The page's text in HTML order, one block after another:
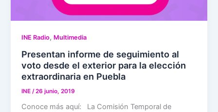
INE Radio, Multimedia
Presentan informe de seguimiento al
voto desde el exterior para la elección
extraordinaria en Puebla
INE /26 junio, 2019
Conoce más aquí: La Comisión Temporal de